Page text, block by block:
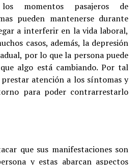
momentos pasajeros de
pueden mantenerse durante
a interferir en la vida laboral,
casos, además, la depresión
por lo que la persona puede
algo está cambiando. Por tal
atención a los síntomas y
para poder contrarrestarlo
que sus manifestaciones son
y estas abarcan aspectos